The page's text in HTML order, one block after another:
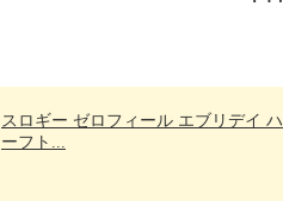
スロギー ゼロフィール エブリデイ ハ
ーフト...